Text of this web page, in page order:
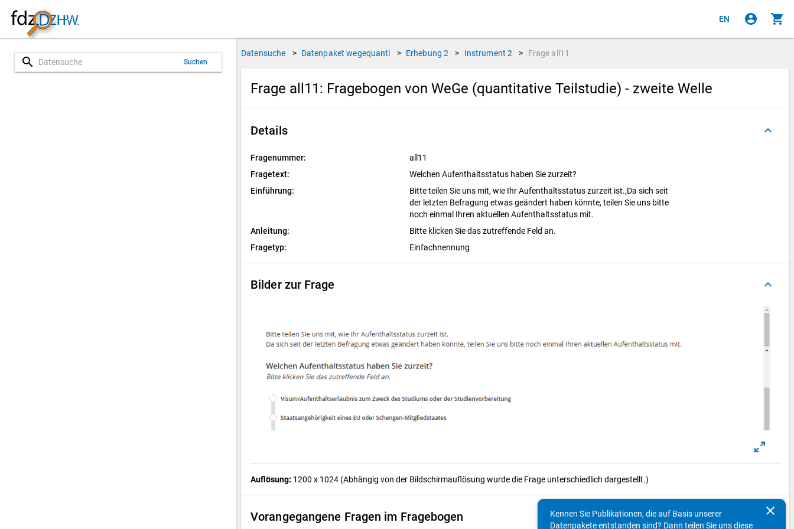
EN account_circle shopping_cart
search Suchen
Datensuche > Datenpaket wegequanti > Erhebung 2 > Instrument 2 > Frage all11
Frage all11: Fragebogen von WeGe (quantitative Teilstudie) - zweite Welle
Details keyboard_arrow_up
Fragenummer:
all11
Fragetext:
Welchen Aufenthaltsstatus haben Sie zurzeit?
Einführung:
Bitte teilen Sie uns mit, wie Ihr Aufenthaltsstatus zurzeit ist.,Da sich seit
der letzten Befragung etwas geändert haben könnte, teilen Sie uns bitte
noch einmal Ihren aktuellen Aufenthaltsstatus mit.
Anleitung:
Bitte klicken Sie das zutreffende Feld an.
Fragetyp:
Einfachnennung
Bilder zur Frage keyboard_arrow_up
Auflösung: 1200 x 1024 (Abhängig von der Bildschirmauflösung wurde die Frage unterschiedlich dargestellt.)
Vorangegangene Fragen im Fragebogen keyboard_arrow_up
clear
Kennen Sie Publikationen, die auf Basis unserer
Datenpakete entstanden sind? Dann teilen Sie uns diese